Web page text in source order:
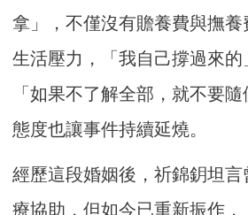
拿」，不僅沒有贍養費與撫
生活壓力，「我自己撐過來的
「如果不了解全部，就不要
態度也讓事件持續延燒。
經歷這段婚姻後，祈錦鈅坦
療協助，但如今已重新振作